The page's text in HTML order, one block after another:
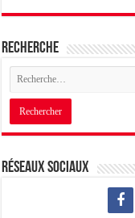
Recherche
Réseaux sociaux